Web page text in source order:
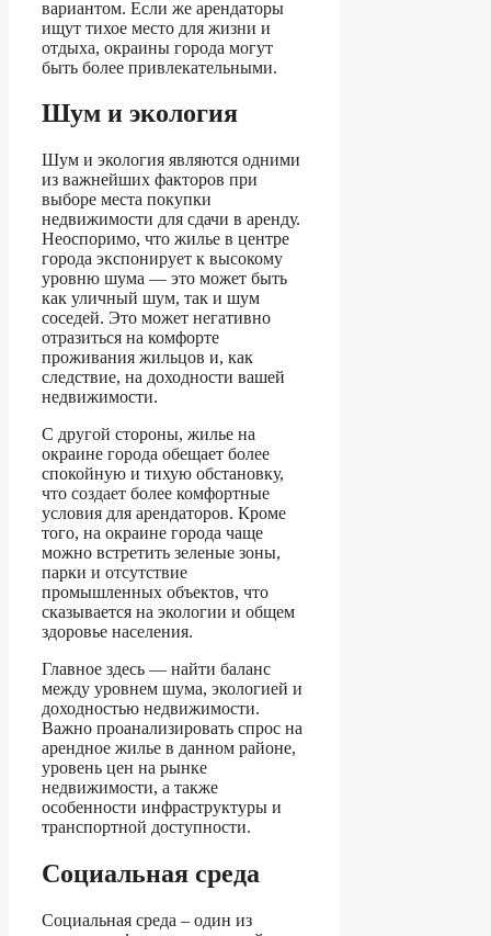
вариантом. Если же арендаторы
ищут тихое место для жизни и
отдыха, окраины города могут
быть более привлекательными.
Шум и экология
Шум и экология являются одними
из важнейших факторов при
выборе места покупки
недвижимости для сдачи в аренду.
Неоспоримо, что жилье в центре
города экспонирует к высокому
уровню шума — это может быть
как уличный шум, так и шум
соседей. Это может негативно
отразиться на комфорте
проживания жильцов и, как
следствие, на доходности вашей
недвижимости.
С другой стороны, жилье на
окраине города обещает более
спокойную и тихую обстановку,
что создает более комфортные
условия для арендаторов. Кроме
того, на окраине города чаще
можно встретить зеленые зоны,
парки и отсутствие
промышленных объектов, что
сказывается на экологии и общем
здоровье населения.
Главное здесь — найти баланс
между уровнем шума, экологией и
доходностью недвижимости.
Важно проанализировать спрос на
арендное жилье в данном районе,
уровень цен на рынке
недвижимости, а также
особенности инфраструктуры и
транспортной доступности.
Социальная среда
Социальная среда – один из